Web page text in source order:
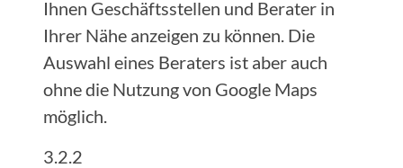
Ihnen Geschäftsstellen und Berater in
Ihrer Nähe anzeigen zu können. Die
Auswahl eines Beraters ist aber auch
ohne die Nutzung von Google Maps
möglich.
3.2.2